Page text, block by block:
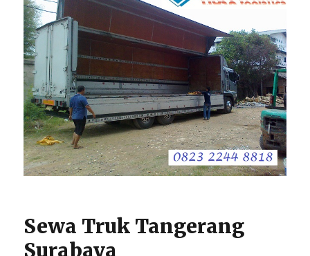
Sewa Truk Tangerang
Surabaya